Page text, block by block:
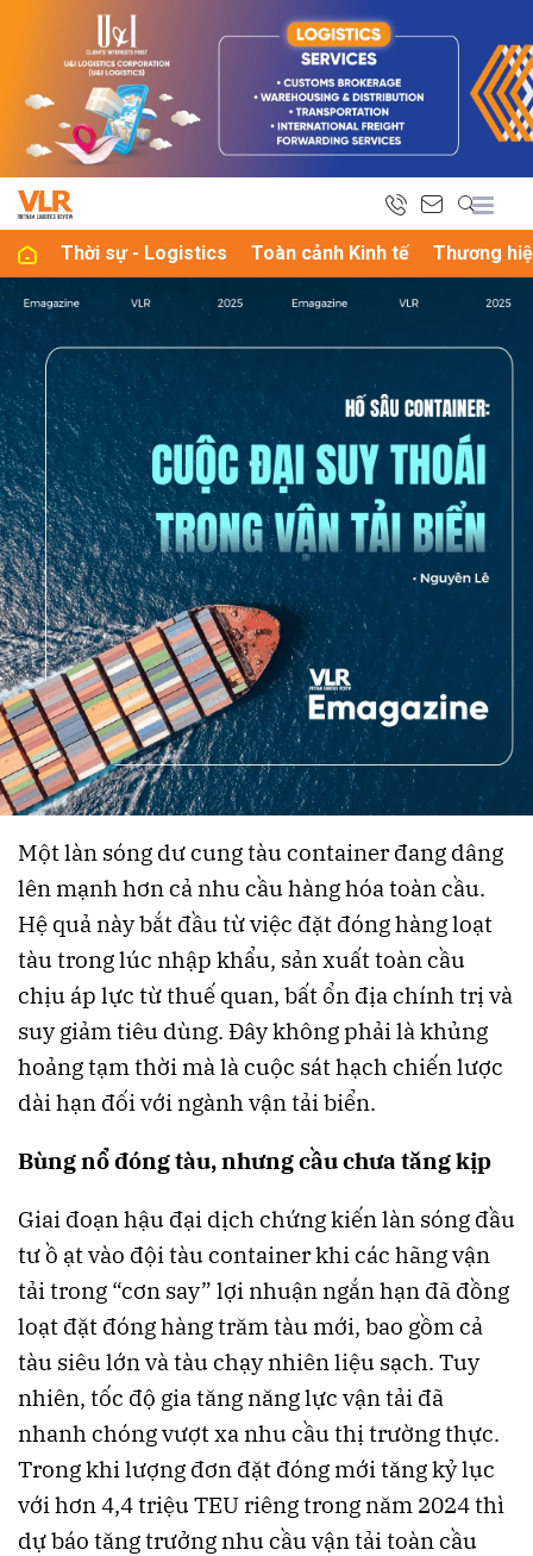
Thời sự - Logistics Toàn cảnh Kinh tế Thương
Một làn sóng dư cung tàu container đang dâng
lên mạnh hơn cả nhu cầu hàng hóa toàn cầu.
Hệ quả này bắt đầu từ việc đặt đóng hàng loạt
tàu trong lúc nhập khẩu, sản xuất toàn cầu
chịu áp lực từ thuế quan, bất ổn địa chính trị và
suy giảm tiêu dùng. Đây không phải là khủng
hoảng tạm thời mà là cuộc sát hạch chiến lược
dài hạn đối với ngành vận tải biển.
Bùng nổ đóng tàu, nhưng cầu chưa tăng kịp
Giai đoạn hậu đại dịch chứng kiến làn sóng đầu
tư ồ ạt vào đội tàu container khi các hãng vận
tải trong “cơn say” lợi nhuận ngắn hạn đã đồng
loạt đặt đóng hàng trăm tàu mới, bao gồm cả
tàu siêu lớn và tàu chạy nhiên liệu sạch. Tuy
nhiên, tốc độ gia tăng năng lực vận tải đã
nhanh chóng vượt xa nhu cầu thị trường thực.
Trong khi lượng đơn đặt đóng mới tăng kỷ lục
với hơn 4,4 triệu TEU riêng trong năm 2024 thì
dự báo tăng trưởng nhu cầu vận tải toàn cầu
luận
Hủy